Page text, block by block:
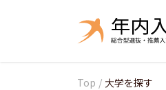
Top / 大学を探す